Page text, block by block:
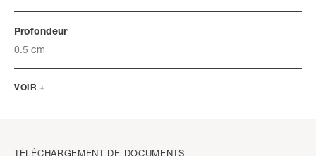
Profondeur
0.5 cm
VOIR +
TÉLÉCHARGEMENT DE DOCUMENTS